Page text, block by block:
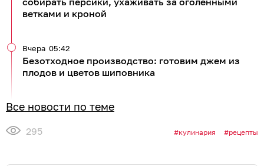
ветками и кроной
Безотходное производство: готовим джем из
плодов и цветов шиповника
Вчера 05:42
Все новости по теме
295 кулинария рецепты